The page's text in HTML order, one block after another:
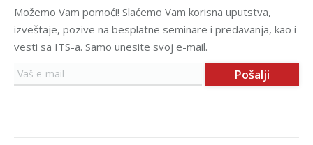
Možemo Vam pomoći! Slaćemo Vam korisna uputstva,
izveštaje, pozive na besplatne seminare i predavanja, kao i
vesti sa ITS-a. Samo unesite svoj e-mail.